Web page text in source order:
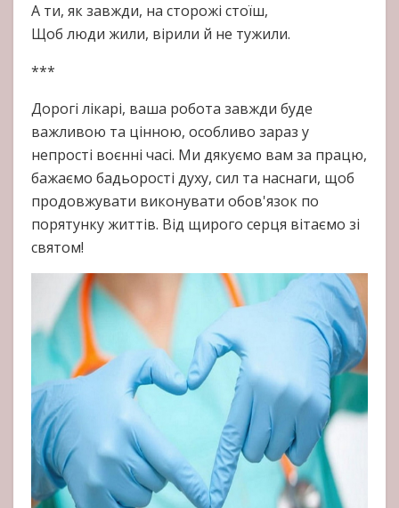
А ти, як завжди, на сторожі стоїш,
Щоб люди жили, вірили й не тужили.
***
Дорогі лікарі, ваша робота завжди буде
важливою та цінною, особливо зараз у
непрості воєнні часі. Ми дякуємо вам за працю,
бажаємо бадьорості духу, сил та наснаги, щоб
продовжувати виконувати обов'язок по
порятунку життів. Від щирого серця вітаємо зі
святом!